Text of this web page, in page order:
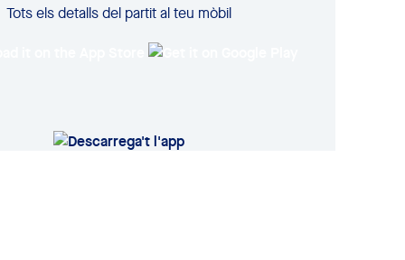
Tots els detalls del partit al teu mòbil